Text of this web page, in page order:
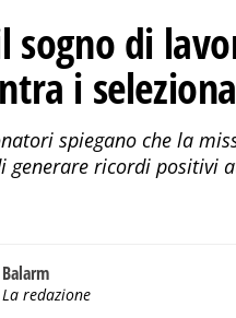
sogno di
i
spiegano che la
generare ricordi positivi
Balarm
La redazione